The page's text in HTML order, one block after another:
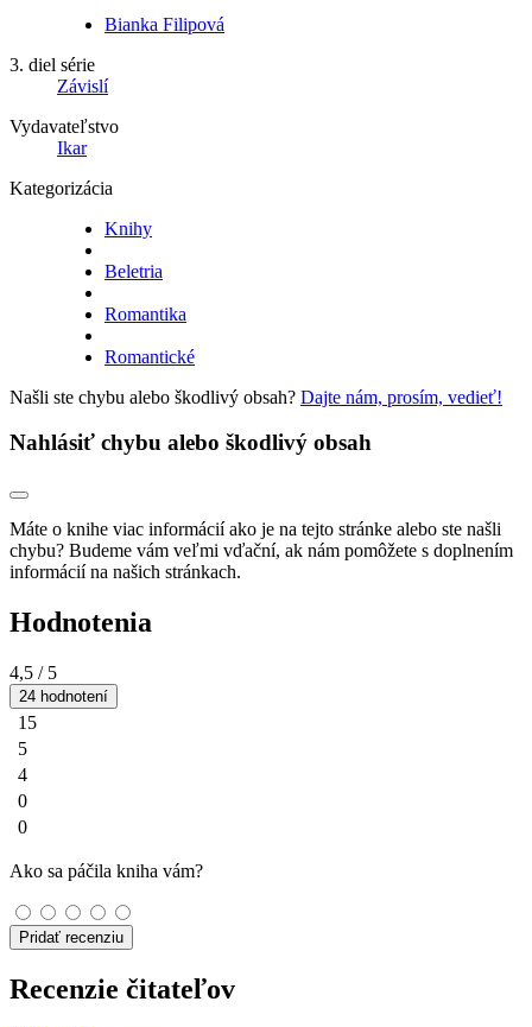
Bianka Filipová
3. diel série
Závislí
Vydavateľstvo
Ikar
Kategorizácia
Knihy
Beletria
Romantika
Romantické
Našli ste chybu alebo škodlivý obsah? Dajte nám, prosím, vedieť!
Nahlásiť chybu alebo škodlivý obsah
Máte o knihe viac informácií ako je na tejto stránke alebo ste našli
chybu? Budeme vám veľmi vďační, ak nám pomôžete s doplnením
informácií na našich stránkach.
Hodnotenia
4,5 / 5
24 hodnotení
15
5
4
0
0
Ako sa páčila kniha vám?
Pridať recenziu
Recenzie čitateľov